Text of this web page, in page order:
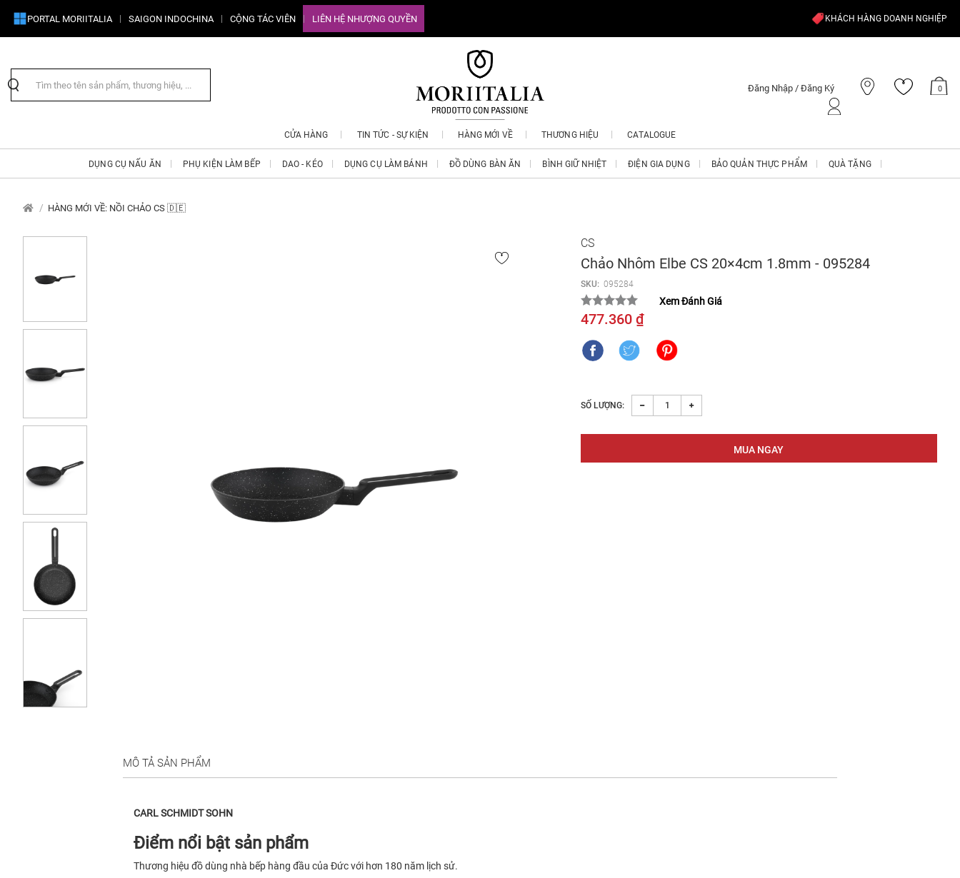
PORTAL MORIITALIA SAIGON INDOCHINA CỘNG TÁC VIÊN LIÊN HỆ NHƯỢNG QUYỀN KHÁCH HÀNG DOANH NGHIỆP
Đăng Nhập / Đăng Ký 0
CỬA HÀNG TIN TỨC - SỰ KIỆN HÀNG MỚI VỀ THƯƠNG HIỆU CATALOGUE
DỤNG CỤ NẤU ĂN PHỤ KIỆN LÀM BẾP DAO - KÉO DỤNG CỤ LÀM BÁNH ĐỒ DÙNG BÀN ĂN BÌNH GIỮ NHIỆT ĐIỆN GIA DỤNG BẢO QUẢN THỰC PHẨM QUÀ TẶNG
HÀNG MỚI VỀ: NỒI CHẢO CS 🇩🇪
CS
Chảo Nhôm Elbe CS 20×4cm 1.8mm - 095284
SKU: 095284
Xem Đánh Giá
477.360 ₫
SỐ LƯỢNG:
MÔ TẢ SẢN PHẨM
CARL SCHMIDT SOHN
Điểm nổi bật sản phẩm
Thương hiệu đồ dùng nhà bếp hàng đầu của Đức với hơn 180 năm lịch sử.